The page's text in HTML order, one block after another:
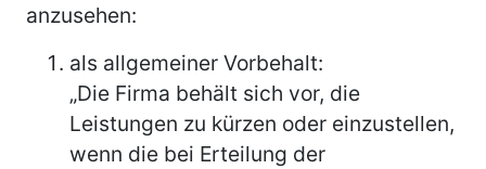
anzusehen:
als allgemeiner Vorbehalt:
„Die Firma behält sich vor, die
Leistungen zu kürzen oder einzustellen,
wenn die bei Erteilung der